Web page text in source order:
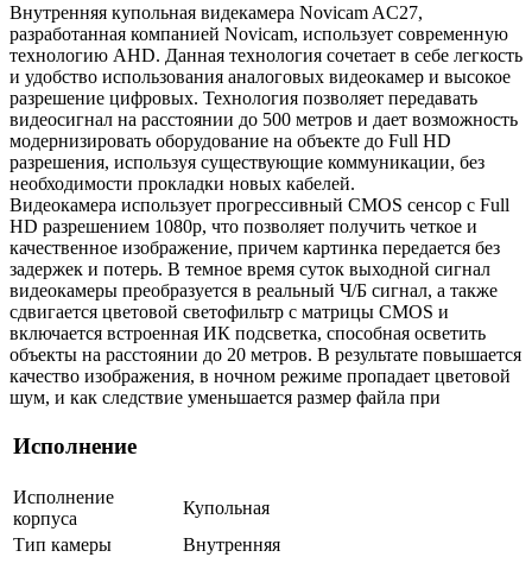
Внутренняя купольная видекамера Novicam AC27,
разработанная компанией Novicam, использует современную
технологию AHD. Данная технология сочетает в себе легкость
и удобство использования аналоговых видеокамер и высокое
разрешение цифровых. Технология позволяет передавать
видеосигнал на расстоянии до 500 метров и дает возможность
модернизировать оборудование на объекте до Full HD
разрешения, используя существующие коммуникации, без
необходимости прокладки новых кабелей.
Видеокамера использует прогрессивный CMOS сенсор с Full
HD разрешением 1080p, что позволяет получить четкое и
качественное изображение, причем картинка передается без
задержек и потерь. В темное время суток выходной сигнал
видеокамеры преобразуется в реальный Ч/Б сигнал, а также
сдвигается цветовой светофильтр с матрицы CMOS и
включается встроенная ИК подсветка, способная осветить
объекты на расстоянии до 20 метров. В результате повышается
качество изображения, в ночном режиме пропадает цветовой
шум, и как следствие уменьшается размер файла при
Исполнение
Исполнение
корпуса
Купольная
Тип камеры
Внутренняя